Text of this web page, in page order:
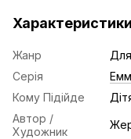
Характеристики
Жанр
Серія
Кому Підійде
Автор /
Художник